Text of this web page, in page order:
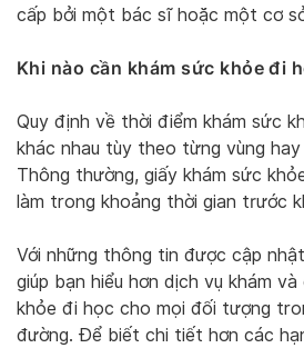
cấp bởi một bác sĩ hoặc một cơ
Khi nào cần khám sức khỏe đi
Quy định về thời điểm khám sức
khác nhau tùy theo từng vùng
Thông thường, giấy khám sức
làm trong khoảng thời gian trước
Với những thông tin được cập
giúp bạn hiểu hơn dịch vụ khám
khỏe đi học cho mọi đối tượng
đường. Để biết chi tiết hơn các